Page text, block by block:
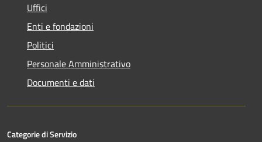
Uffici
Enti e fondazioni
Politici
Personale Amministrativo
Documenti e dati
Categorie di Servizio